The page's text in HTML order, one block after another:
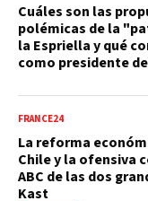
Cuáles son las
polémicas de la
la Espriella y qué
como presidente
FRANCE24
La reforma
Chile y la ofensiva
ABC de las dos
Kast